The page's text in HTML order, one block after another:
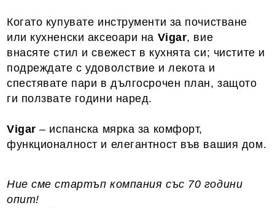
Когато купувате инструменти за почистване
или кухненски аксеоари на Vigar, вие
внасяте стил и свежест в кухнята си; чистите и
подреждате с удоволствие и лекота и
спестявате пари в дългосрочен план, защото
ги ползвате години наред.
Vigar – испанска мярка за комфорт,
функционалност и елегантност във вашия дом.
Ние сме стартъп компания със 70 години
опит!